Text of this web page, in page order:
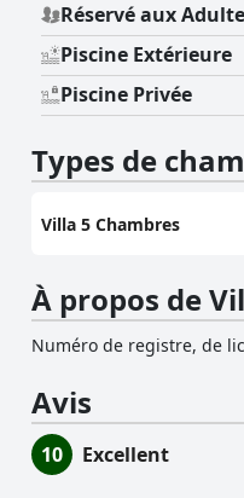
Réservé aux
Piscine Extérieure
Piscine Privée
Types de
Villa 5 Chambres
À propos de
Numéro de registre, de
Avis
10 Excellent